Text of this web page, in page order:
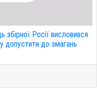
збірної Росії висловився
допустити до змагань